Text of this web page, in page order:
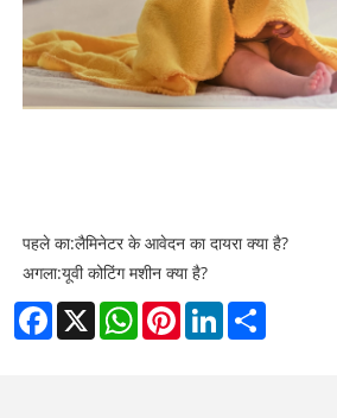
पहले का:लैमिनेटर के आवेदन का दायरा क्या है?
अगला:यूवी कोटिंग मशीन क्या है?
Facebook
X WhatsAppPinterestLinkedIn